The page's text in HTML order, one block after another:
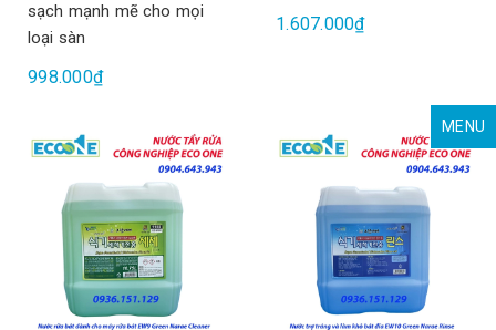
sạch mạnh mẽ cho mọi
loại sàn
998.000₫
1.607.000₫
MENU